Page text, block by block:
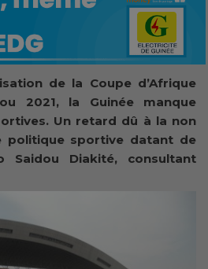
de la Coupe d’Afrique
2021, la Guinée manque
Un retard dû à la non
politique sportive datant de
Saidou Diakité, consultant